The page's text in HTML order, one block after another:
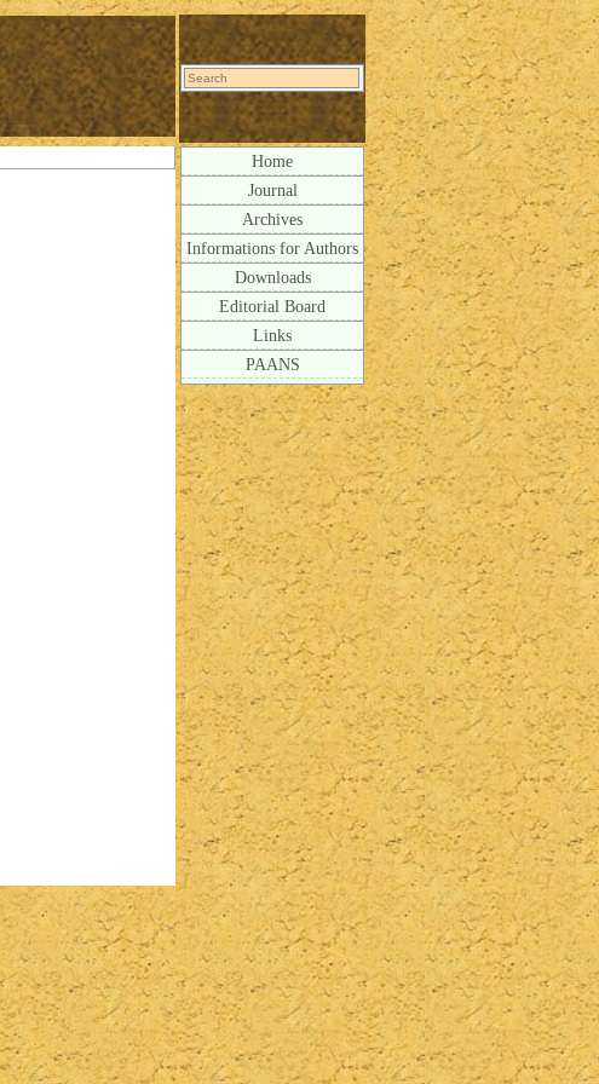
Home
Journal
Archives
Informations for Authors
Downloads
Editorial Board
Links
PAANS